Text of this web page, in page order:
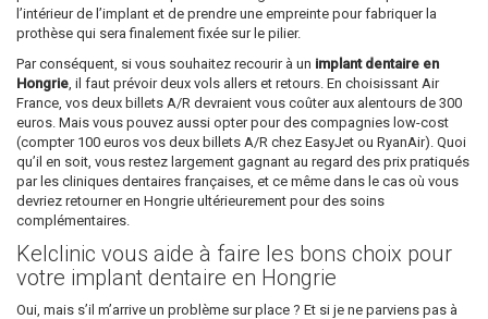
l’intérieur de l’implant et de prendre une empreinte pour fabriquer la
prothèse qui sera finalement fixée sur le pilier.
Par conséquent, si vous souhaitez recourir à un implant dentaire en
Hongrie , il faut prévoir deux vols allers et retours. En choisissant Air
France, vos deux billets A/R devraient vous coûter aux alentours de 300
euros. Mais vous pouvez aussi opter pour des compagnies low-cost
(compter 100 euros vos deux billets A/R chez EasyJet ou RyanAir). Quoi
qu’il en soit, vous restez largement gagnant au regard des prix pratiqués
par les cliniques dentaires françaises, et ce même dans le cas où vous
devriez retourner en Hongrie ultérieurement pour des soins
complémentaires.
Kelclinic vous aide à faire les bons choix pour
votre implant dentaire en Hongrie
Oui, mais s’il m’arrive un problème sur place ? Et si je ne parviens pas à